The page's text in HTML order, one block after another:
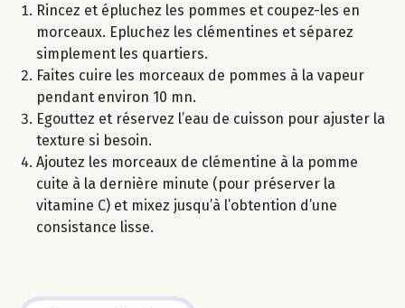
Rincez et épluchez les pommes et coupez-les en
morceaux. Epluchez les clémentines et séparez
simplement les quartiers.
Faites cuire les morceaux de pommes à la vapeur
pendant environ 10 mn.
Egouttez et réservez l’eau de cuisson pour ajuster la
texture si besoin.
Ajoutez les morceaux de clémentine à la pomme
cuite à la dernière minute (pour préserver la
vitamine C) et mixez jusqu’à l’obtention d’une
consistance lisse.